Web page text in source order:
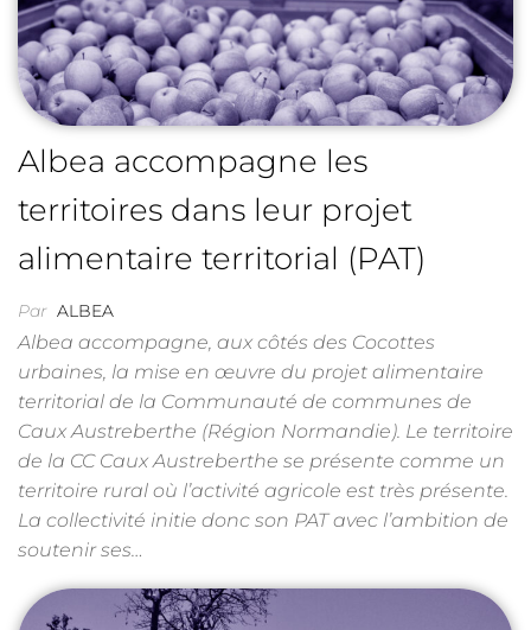
Albea accompagne les
territoires dans leur projet
alimentaire territorial (PAT)
Par ALBEA
Albea accompagne, aux côtés des Cocottes
urbaines, la mise en œuvre du projet alimentaire
territorial de la Communauté de communes de
Caux Austreberthe (Région Normandie). Le territoire
de la CC Caux Austreberthe se présente comme un
territoire rural où l’activité agricole est très présente.
La collectivité initie donc son PAT avec l’ambition de
soutenir ses…